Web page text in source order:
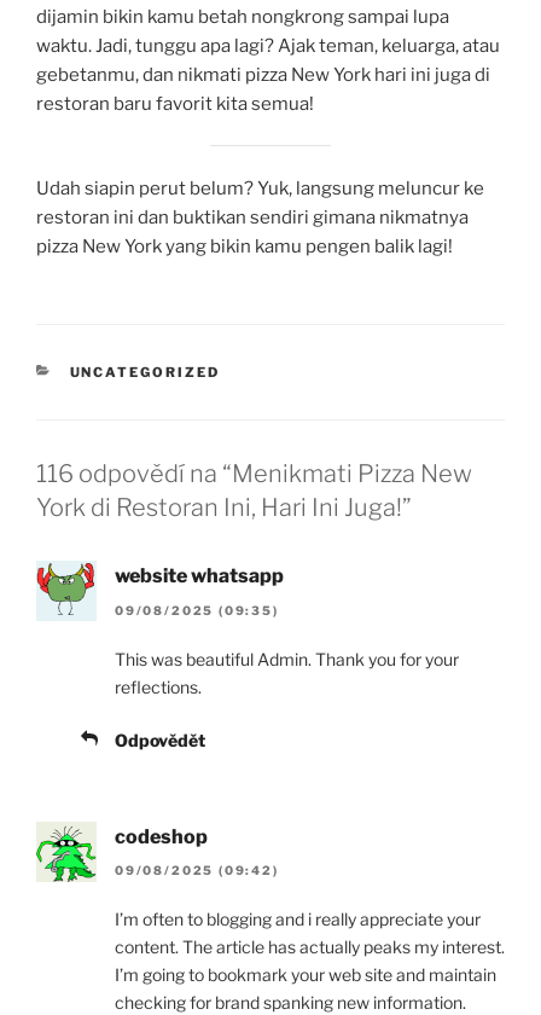
dijamin bikin kamu betah nongkrong sampai lupa
waktu. Jadi, tunggu apa lagi? Ajak teman, keluarga, atau
gebetanmu, dan nikmati pizza New York hari ini juga di
restoran baru favorit kita semua!
Udah siapin perut belum? Yuk, langsung meluncur ke
restoran ini dan buktikan sendiri gimana nikmatnya
pizza New York yang bikin kamu pengen balik lagi!
RUBRIKY
UNCATEGORIZED
116 odpovědí na “Menikmati Pizza New
York di Restoran Ini, Hari Ini Juga!”
website whatsapp
09/08/2025 (09:35)
This was beautiful Admin. Thank you for your
reflections.
Odpovědět
codeshop
09/08/2025 (09:42)
I’m often to blogging and i really appreciate your
content. The article has actually peaks my interest.
I’m going to bookmark your web site and maintain
checking for brand spanking new information.